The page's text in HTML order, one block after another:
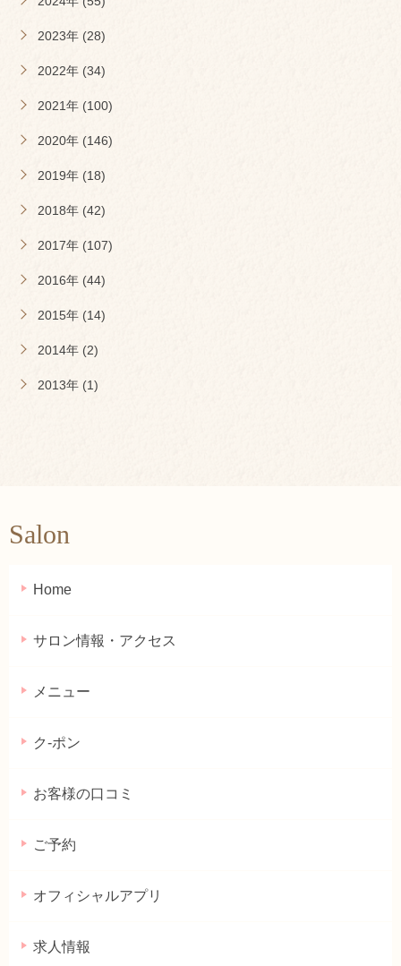
2023年 (28)
2022年 (34)
2021年 (100)
2020年 (146)
2019年 (18)
2018年 (42)
2017年 (107)
2016年 (44)
2015年 (14)
2014年 (2)
2013年 (1)
Salon
Home
サロン情報・アクセス
メニュー
ク-ポン
お客様の口コミ
ご予約
オフィシャルアプリ
求人情報